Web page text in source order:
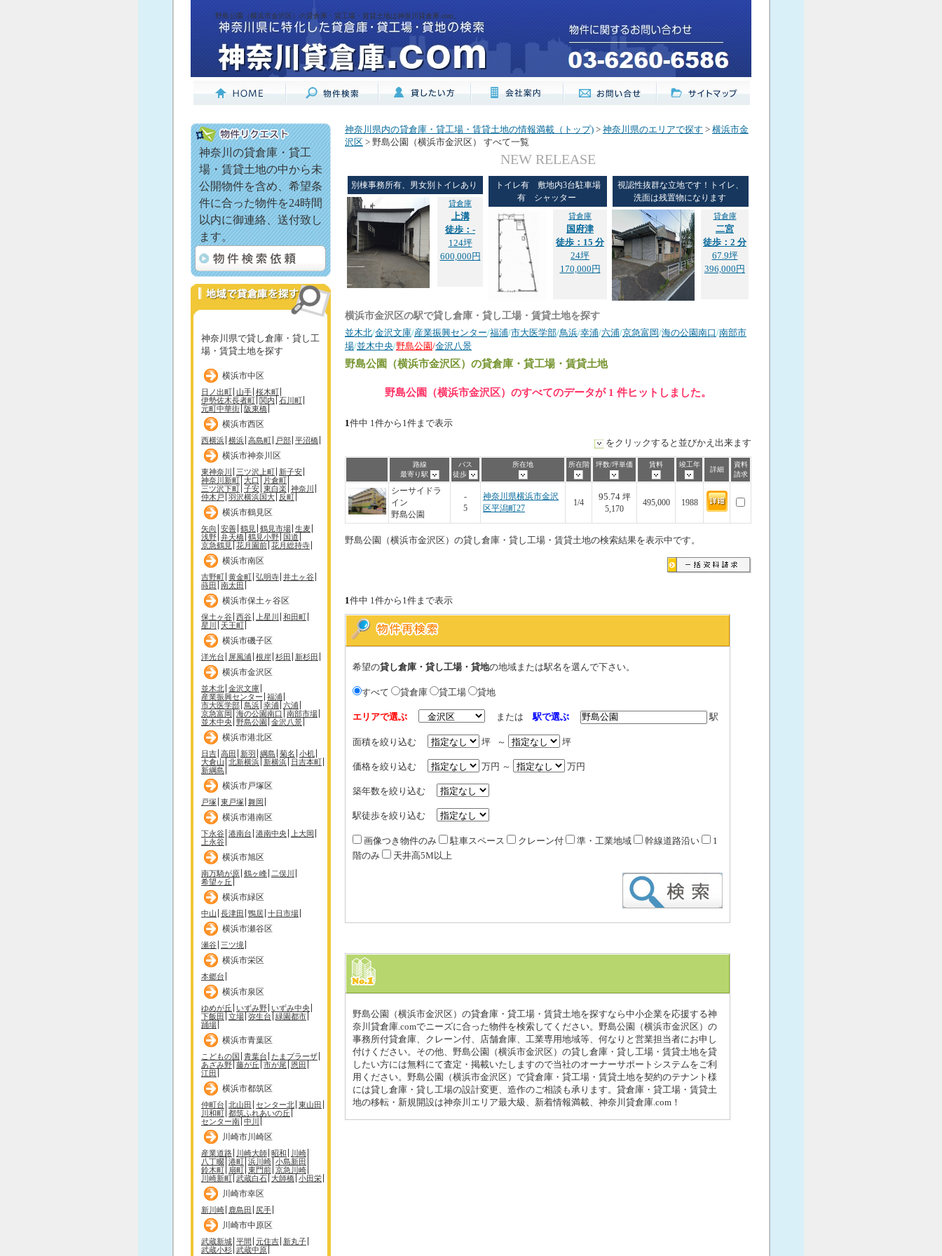
野島公園（横浜市金沢区）の貸倉庫・貸工場・賃貸土地は神奈川貸倉庫.com。
神奈川の貸倉庫・貸工
場・賃貸土地の中から未
公開物件を含め、希望条
件に合った物件を24時間
以内に御連絡、送付致し
ます。
神奈川県で貸し倉庫・貸し工
場・賃貸土地を探す
横浜市中区
日ノ出町 山手 桜木町
伊勢佐木長者町 関内 石川町
元町中華街 阪東橋
横浜市西区
西横浜 横浜 高島町 戸部 平沼橋
横浜市神奈川区
東神奈川 三ツ沢上町 新子安
神奈川新町 大口
片倉町
三ツ沢下町 子安 東白楽 神奈川
仲木戸 羽沢横浜国大 反町
横浜市鶴見区
矢向 安善 鶴見 鶴見市場 生麦
浅野 弁天橋 鶴見小野
国道
京急鶴見
花月園前 花月総持寺
横浜市南区
吉野町 黄金町 弘明寺 井土ヶ谷
蒔田 南太田
横浜市保土ヶ谷区
保土ヶ谷 西谷 上星川
和田町
星川
天王町
横浜市磯子区
洋光台 屏風浦 根岸 杉田 新杉田
横浜市金沢区
並木北 金沢文庫
産業振興センター 福浦
市大医学部 鳥浜 幸浦 六浦
京急富岡 海の公園南口
南部市場
並木中央 野島公園 金沢八景
横浜市港北区
日吉 高田 新羽 綱島 菊名 小机
大倉山 北新横浜 新横浜 日吉本町
新綱島
横浜市戸塚区
戸塚 東戸塚 舞岡
横浜市港南区
下永谷 港南台 港南中央
上大岡
上永谷
横浜市旭区
南万騎が原 鶴ヶ峰 二俣川
希望ヶ丘
横浜市緑区
中山 長津田 鴨居 十日市場
横浜市瀬谷区
瀬谷 三ツ境
横浜市栄区
本郷台
横浜市泉区
ゆめが丘 いずみ野 いずみ中央
下飯田 立場 弥生台 緑園都市
踊場
横浜市青葉区
こどもの国 青葉台 たまプラーザ
あざみ野 藤が丘 市が尾
恩田
江田
横浜市都筑区
仲町台 北山田 センター北 東山田
川和町 都筑ふれあいの丘
センター南 中川
川崎市川崎区
産業道路 川崎大師 昭和
川崎
八丁畷 港町 浜川崎 小島新田
鈴木町 扇町 東門前 京急川崎
川崎新町 武蔵白石 大師橋 小田栄
川崎市幸区
新川崎 鹿島田 尻手
川崎市中原区
武蔵新城 平間 元住吉 新丸子
武蔵小杉 武蔵中原
神奈川県内の貸倉庫・貸工場・賃貸土地の情報満載（トップ) > 神奈川県のエリアで探す > 横浜市金
沢区 > 野島公園（横浜市金沢区） すべて一覧
NEW RELEASE
別棟事務所有、男女別トイレあり
貸倉庫
上溝
徒歩：-
124坪
600,000円
トイレ有 敷地内3台駐車場
有 シャッター
貸倉庫
国府津
徒歩：15 分
24坪
170,000円
視認性抜群な立地です！トイレ、
洗面は残置物になります
貸倉庫
二宮
徒歩：2 分
67.9坪
396,000円
横浜市金沢区の駅で貸し倉庫・貸し工場・賃貸土地を探す
並木北/金沢文庫/産業振興センター/福浦/市大医学部/鳥浜/幸浦/六浦/京急富岡/海の公園南口 /南部市
場/並木中央/野島公園/金沢八景
野島公園（横浜市金沢区） の貸倉庫・貸工場・賃貸土地
野島公園（横浜市金沢区）のすべてのデータが 1 件ヒットしました。
1件中 1件から1件まで表示
をクリックすると並びかえ出来ます
路線
最寄り駅
バス
徒歩
所在地 所在階 坪数/坪単価 賃料 竣工年
詳細
資料
請求
シーサイドラ
イン
野島公園
-
5
神奈川県横浜市金沢
区平潟町27
1/4
95.74坪
5,170
495,000 1988
野島公園（横浜市金沢区）の貸し倉庫・貸し工場・賃貸土地の検索結果を表示中です。
1件中 1件から1件まで表示
希望の貸し倉庫・貸し工場・貸地の地域または駅名を選んで下さい。
すべて 貸倉庫 貸工場 貸地
エリアで選ぶ または駅で選ぶ 駅
面積を絞り込む 坪 ～ 坪
価格を絞り込む 万円 ～ 万円
築年数を絞り込む
駅徒歩を絞り込む
画像つき物件のみ 駐車スペース クレーン付 準・工業地域 幹線道路沿い
1
階のみ
天井高5M以上
野島公園（横浜市金沢区）の貸倉庫・貸工場・賃貸土地を探すなら中小企業を応援する神
奈川貸倉庫.comでニーズに合った物件を検索してください。野島公園（横浜市金沢区）の
事務所付貸倉庫、クレーン付、店舗倉庫、工業専用地域等、何なりと営業担当者にお申し
付けください。その他、野島公園（横浜市金沢区）の貸し倉庫・貸し工場・賃貸土地を貸
したい方には無料にて査定・掲載いたしますので当社のオーナーサポートシステムをご利
用ください。野島公園（横浜市金沢区）で貸倉庫・貸工場・賃貸土地を契約のテナント様
には貸し倉庫・貸し工場の設計変更、造作のご相談も承ります。貸倉庫・貸工場・賃貸土
地の移転・新規開設は神奈川エリア最大級、新着情報満載、神奈川貸倉庫.com！